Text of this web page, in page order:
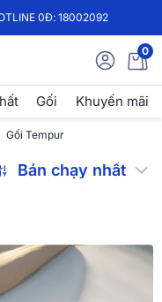
0Đ: 18002092
0
Gối Khuyến mãi
Gối Tempur